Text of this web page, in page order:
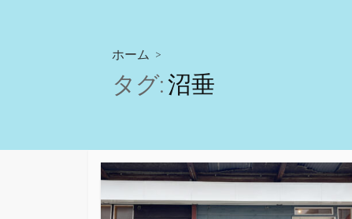
ホーム >
タグ:沼垂